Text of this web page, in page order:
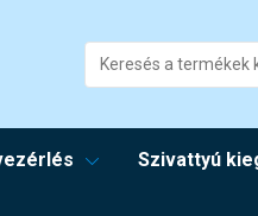
Szivattyú